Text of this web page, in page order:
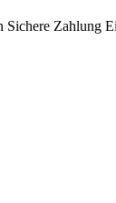
Sichere Zahlung